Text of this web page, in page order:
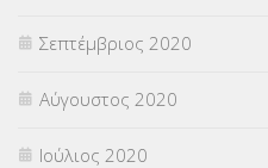
Σεπτέμβριος 2020
Αύγουστος 2020
Ιούλιος 2020